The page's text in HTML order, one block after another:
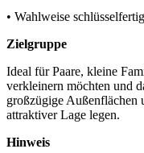
• Wahlweise
Zielgruppe
Ideal für Paare, kleine
verkleinern möchten und
großzügige Außenflächen
attraktiver Lage legen.
Hinweis